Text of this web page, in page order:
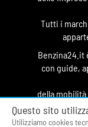
Tutti i
Benzina24.it
con guide,
della
hanno
Questo sito
Utilizziamo cookies